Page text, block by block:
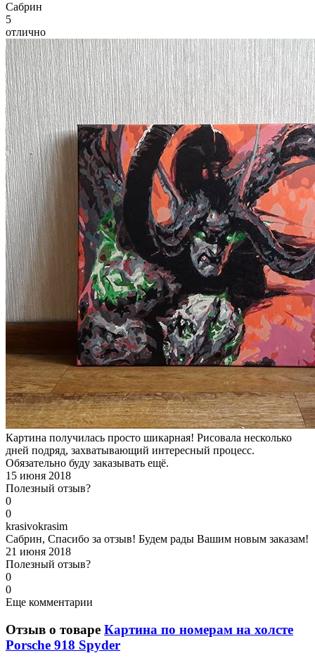
Сабрин
5
отлично
Картина получилась просто шикарная! Рисовала несколько
дней подряд, захватывающий интересный процесс.
Обязательно буду заказывать ещё.
15 июня 2018
Полезный отзыв?
0
0
krasivokrasim
Сабрин, Спасибо за отзыв! Будем рады Вашим новым заказам!
21 июня 2018
Полезный отзыв?
0
0
Еще комментарии
Отзыв о товаре Картина по номерам на холсте
Porsche 918 Spyder